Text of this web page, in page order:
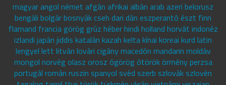
magyar angol német afgán afrikai albán arab azeri belorusz
bengáli bolgár bosnyák cseh dari dán eszperantó észt finn
flamand francia görög grúz héber hindi holland horvát indonéz
izlandi japán jiddis katalán kazah kelta kínai koreai kurd latin
lengyel lett litván lovári cigány macedón mandarin moldáv
mongol norvég olasz orosz ógörög ótörök örmény perzsa
portugál román ruszin spanyol svéd szerb szlovák szlovén